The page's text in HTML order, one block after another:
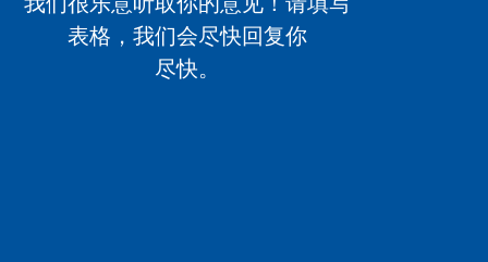
表格，我们会尽快回复你
尽快。